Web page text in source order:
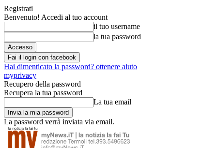
Registrati
Benvenuto! Accedi al tuo account
il tuo username
la tua password
Fai il login con facebook
Hai dimenticato la password? ottenere aiuto
myprivacy
Recupero della password
Recupera la tua password
La tua email
La password verrà inviata via email.